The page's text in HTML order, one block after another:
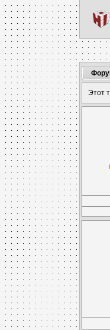
Этот